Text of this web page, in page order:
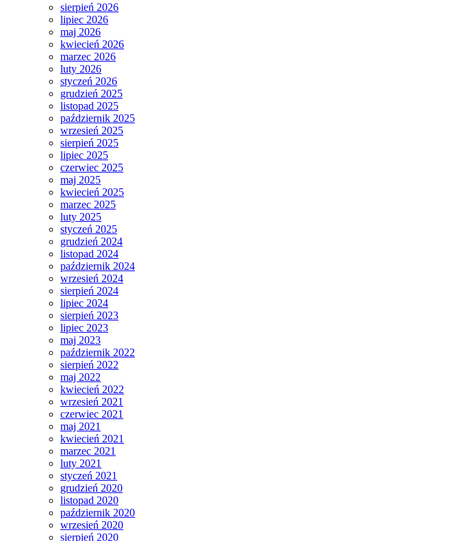
sierpień 2026
lipiec 2026
maj 2026
kwiecień 2026
marzec 2026
luty 2026
styczeń 2026
grudzień 2025
listopad 2025
październik 2025
wrzesień 2025
sierpień 2025
lipiec 2025
czerwiec 2025
maj 2025
kwiecień 2025
marzec 2025
luty 2025
styczeń 2025
grudzień 2024
listopad 2024
październik 2024
wrzesień 2024
sierpień 2024
lipiec 2024
sierpień 2023
lipiec 2023
maj 2023
październik 2022
sierpień 2022
maj 2022
kwiecień 2022
wrzesień 2021
czerwiec 2021
maj 2021
kwiecień 2021
marzec 2021
luty 2021
styczeń 2021
grudzień 2020
listopad 2020
październik 2020
wrzesień 2020
sierpień 2020